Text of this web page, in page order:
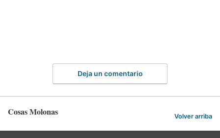
Deja un comentario
Cosas Molonas Volver arriba